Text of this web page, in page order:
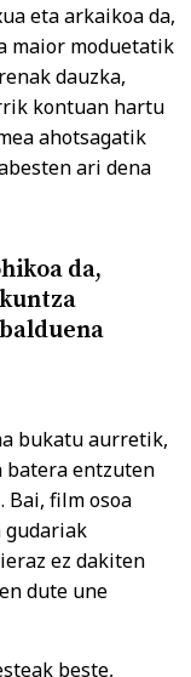
eta arkaikoa da,
maior moduetatik
dauzka,
kontuan hartu
ahotsagatik
ari dena
da,
bukatu aurretik,
batera entzuten
Bai, film osoa
gudariak
ez dakiten
dute une
beste,